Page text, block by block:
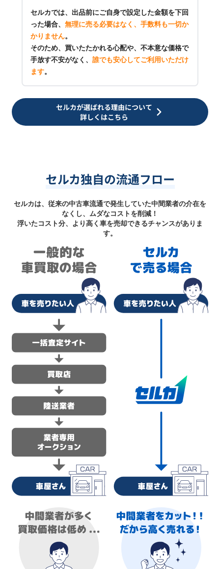
セルカでは、出品前にご自身で設定した金額を下回
った場合、 無理に売る必要はなく、手数料も一切か
かりません。
そのため、買いたたかれる心配や、不本意な価格で
手放す不安がなく、 誰でも安心してご利用いただけ
ます。
セルカが選ばれる理由について
詳しくはこちら
セルカ独自の流通フロー
セルカは、従来の中古車流通で発生していた中間業者の介在を
なくし、ムダなコストを削減！
浮いたコスト分、より高く車を売却できるチャンスがありま
す。